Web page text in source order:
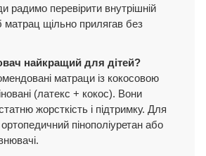
радимо перевірити внутрішній
матрац щільно прилягав без
найкращий для дітей?
матраци із кокосовою
(латекс + кокос). Вони
жорсткість і підтримку. Для
пінополіуретан або